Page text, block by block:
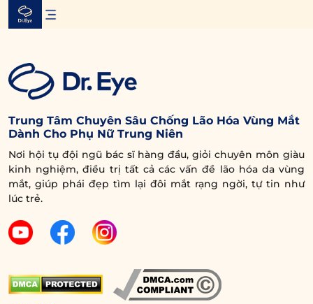
Skip
Trung Tâm Chuyên Sâu Chống Lão Hóa Vùng Mắt
Dành Cho Phụ Nữ Trung Niên
Nơi hội tụ đội ngũ bác sĩ hàng đầu, giỏi chuyên môn giàu
kinh nghiệm, điều trị tất cả các vấn đề lão hóa da vùng
mắt, giúp phái đẹp tìm lại đôi mắt rạng ngời, tự tin như
lúc trẻ.